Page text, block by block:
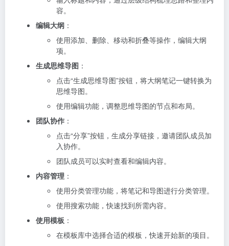
容。
编辑大纲 ：
使用添加、删除、移动和折叠等操作，编辑大纲
项。
生成思维导图 ：
点击“生成思维导图”按钮，将大纲笔记一键转换为
思维导图。
使用编辑功能，调整思维导图的节点和布局。
团队协作 ：
点击“分享”按钮，生成分享链接，邀请团队成员加
入协作。
团队成员可以实时查看和编辑内容。
内容管理 ：
使用分类管理功能，将笔记和导图进行分类管理。
使用搜索功能，快速找到所需内容。
使用模板 ：
在模板库中选择合适的模板，快速开始新的项目。